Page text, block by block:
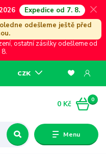
Expedice od 7. 8.
odešleme ještě před
ostatní zásilky odešleme od
Menu
CZK
0
0 Kč